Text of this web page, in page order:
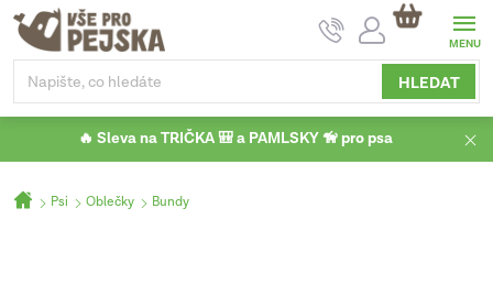
Přejít
obsah
HLEDAT
NÁKUPNÍ
KOŠÍK
🔥 Sleva na TRIČKA 🎒 a PAMLSKY 🦮 pro psa
Domů
Psi Oblečky Bundy